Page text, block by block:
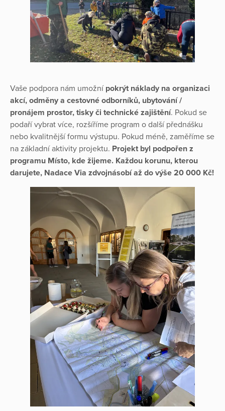
Vaše podpora nám umožní pokrýt náklady na organizaci
akcí, odměny a cestovné odborníků, ubytování /
pronájem prostor, tisky či technické zajištění. Pokud se
podaří vybrat více, rozšíříme program o další přednášku
nebo kvalitnější formu výstupu. Pokud méně, zaměříme se
na základní aktivity projektu. Projekt byl podpořen z
programu Místo, kde žijeme. Každou korunu, kterou
darujete, Nadace Via zdvojnásobí až do výše 20 000 Kč!